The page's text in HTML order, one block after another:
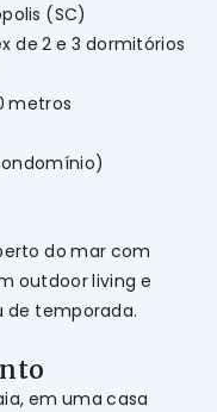
(SC)
de 2 e 3 dormitórios
metros
do mar com
outdoor living e
de temporada.
em uma casa